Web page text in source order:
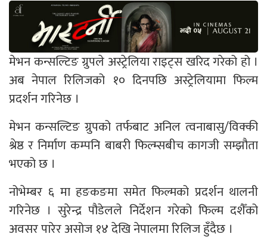
मेभन कन्सल्टिङ ग्रुपले अस्ट्रेलिया राइट्स खरिद गरेको हो ।
अब नेपाल रिलिजको १० दिनपछि अस्ट्रेलियामा फिल्म
प्रदर्शन गरिनेछ ।
मेभन कन्सल्टिङ ग्रुपको तर्फबाट अनिल त्वनाबासु/विक्की
श्रेष्ठ र निर्माण कम्पनि बाबरी फिल्म्सबीच कागजी सम्झौता
भएको छ ।
नोभेम्बर ६ मा हङकङमा समेत फिल्मको प्रदर्शन थालनी
गरिनेछ । सुरेन्द्र पौडेलले निर्देशन गरेको फिल्म दशैँको
अवसर पारेर असोज १४ देखि नेपालमा रिलिज हुँदैछ ।